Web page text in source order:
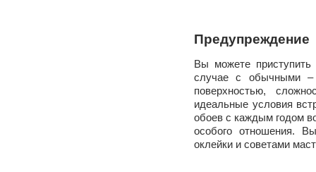
Предупреждение
Вы можете приступить
случае с обычными –
поверхностью,
идеальные условия
обоев с каждым годом
особого отношения.
оклейки и советами